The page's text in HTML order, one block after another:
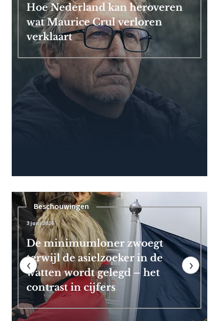
Hoe Nederland kan heroveren
wat Maurice Crul verloren
verklaart
Pensioen
7 mei 2026
Frans Timmermans kan vroeg
met pensioen dankzij royale
EU-uitkering
‹ ›